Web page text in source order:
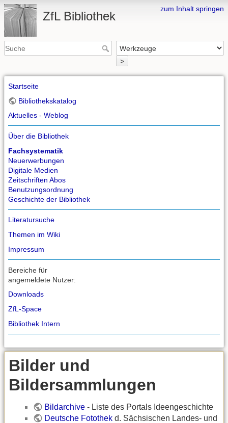
zum Inhalt springen
ZfL Bibliothek
>
Startseite
Bibliothekskatalog
Aktuelles - Weblog
Über die Bibliothek
Fachsystematik
Neuerwerbungen
Digitale Medien
Zeitschriften Abos
Benutzungsordnung
Geschichte der Bibliothek
Literatursuche
Themen im Wiki
Impressum
Bereiche für
angemeldete Nutzer:
Downloads
ZfL-Space
Bibliothek Intern
Bilder und
Bildersammlungen
Bildarchive - Liste des Portals Ideengeschichte
Deutsche Fotothek d. Sächsischen Landes- und